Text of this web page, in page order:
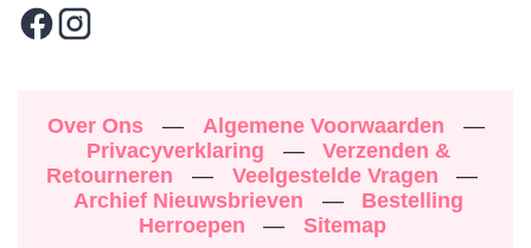
Over Ons — Algemene Voorwaarden
—
Privacyverklaring
—
Verzenden &
Retourneren
— Veelgestelde Vragen
—
Archief Nieuwsbrieven
—
Bestelling
Herroepen
— Sitemap